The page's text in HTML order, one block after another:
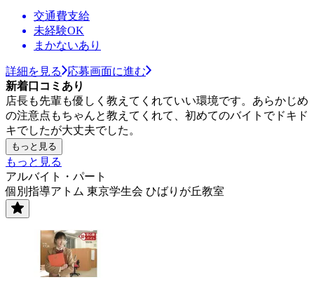
交通費支給
未経験OK
まかないあり
詳細を見る
応募画面に進む
新着口コミあり
店長も先輩も優しく教えてくれていい環境です。あらかじめ
の注意点もちゃんと教えてくれて、初めてのバイトでドキド
キでしたが大丈夫でした。
もっと見る
もっと見る
アルバイト・パート
個別指導アトム 東京学生会 ひばりが丘教室